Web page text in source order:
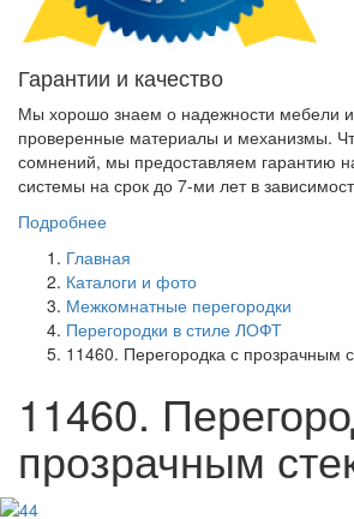
Гарантии и качество
Мы хорошо знаем о надежности мебели и
проверенные материалы и механизмы.
сомнений, мы предоставляем гарантию
системы на срок до 7-ми лет в
Подробнее
Главная
Каталоги и фото
Межкомнатные перегородки
Перегородки в стиле ЛОФТ
11460. Перегородка с прозрачным
11460.
прозрачным